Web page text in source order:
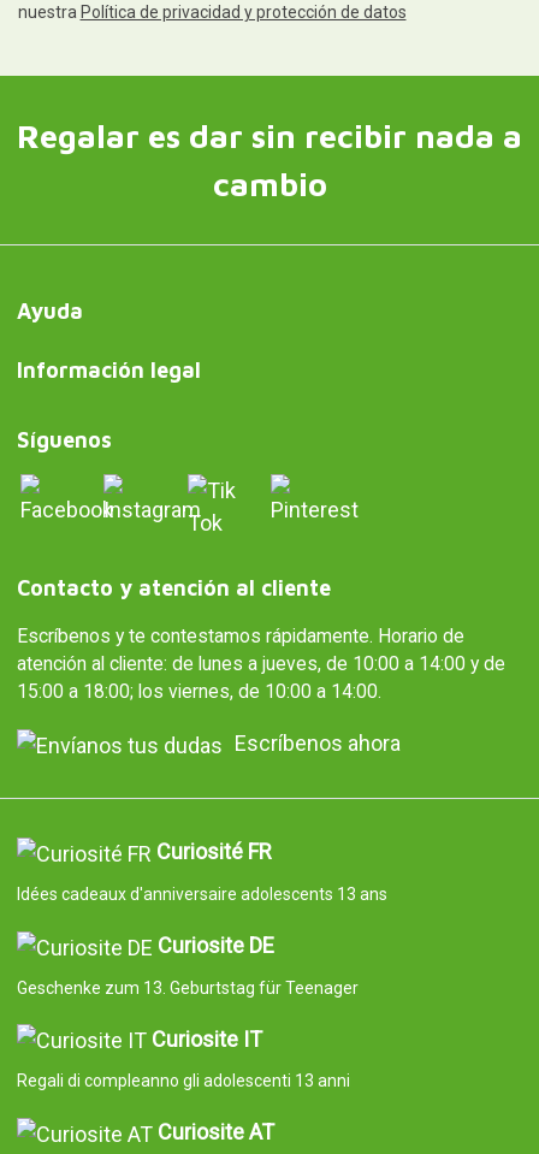
nuestra Política de privacidad y protección de datos
Regalar es dar sin recibir nada a
cambio
Ayuda
Información legal
Síguenos
Contacto y atención al cliente
Escríbenos y te contestamos rápidamente. Horario de
atención al cliente: de lunes a jueves, de 10:00 a 14:00 y de
15:00 a 18:00; los viernes, de 10:00 a 14:00.
Escríbenos ahora
Curiosité FR
Idées cadeaux d'anniversaire adolescents 13 ans
Curiosite DE
Geschenke zum 13. Geburtstag für Teenager
Curiosite IT
Regali di compleanno gli adolescenti 13 anni
Curiosite AT